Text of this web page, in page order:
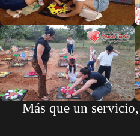
Más que un